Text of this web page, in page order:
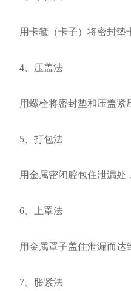
用卡箍（卡子）将密封垫
4、压盖法
用螺栓将密封垫和压盖紧压
5、打包法
用金属密闭腔包住泄漏处，
6、上罩法
用金属罩子盖住泄漏而达到
7、胀紧法